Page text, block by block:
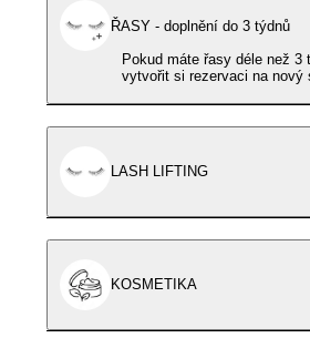
ŘASY - doplnění do 3 týdnů
Pokud máte řasy déle než 3
vytvořit si rezervaci na nový
LASH LIFTING
KOSMETIKA